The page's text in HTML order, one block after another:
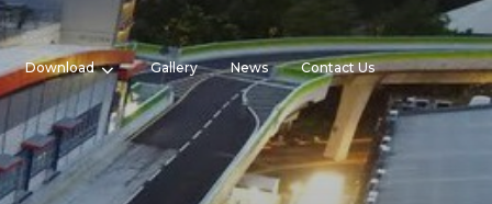
Download Gallery News Contact Us